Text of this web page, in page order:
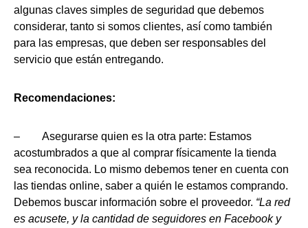
algunas claves simples de seguridad que debemos
considerar, tanto si somos clientes, así como también
para las empresas, que deben ser responsables del
servicio que están entregando.
Recomendaciones:
– Asegurarse quien es la otra parte: Estamos
acostumbrados a que al comprar físicamente la tienda
sea reconocida. Lo mismo debemos tener en cuenta con
las tiendas online, saber a quién le estamos comprando.
Debemos buscar información sobre el proveedor. “La red
es acusete, y la cantidad de seguidores en Facebook y